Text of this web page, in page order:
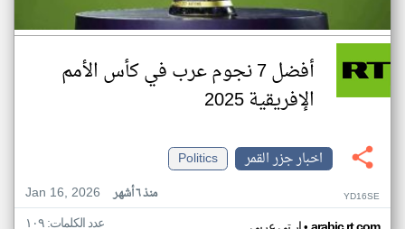
أفضل 7 نجوم عرب في كأس الأمم
الإفريقية 2025
اخبار جزر القمر
Politics
Jan 16, 2026
منذ ٦ أشهر YD16SE
عدد الكلمات: ١٠٩